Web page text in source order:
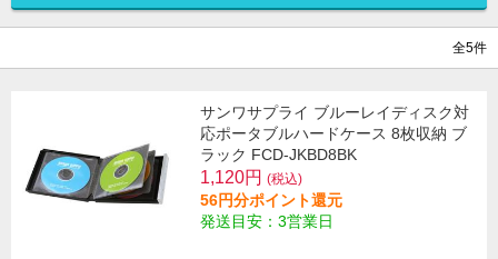
全5件
サンワサプライ ブルーレイディスク対
応ポータブルハードケース 8枚収納 ブ
ラック FCD-JKBD8BK
1,120円 (税込)
56円分ポイント還元
発送目安：3営業日